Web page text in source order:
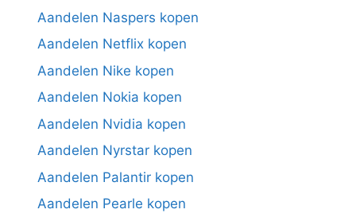
Aandelen Naspers kopen
Aandelen Netflix kopen
Aandelen Nike kopen
Aandelen Nokia kopen
Aandelen Nvidia kopen
Aandelen Nyrstar kopen
Aandelen Palantir kopen
Aandelen Pearle kopen